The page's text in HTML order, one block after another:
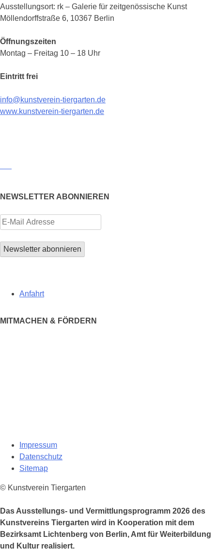
Ausstellungsort: rk – Galerie für zeitgenössische Kunst
Möllendorffstraße 6, 10367 Berlin
Öffnungszeiten
Montag – Freitag 10 – 18 Uhr
Eintritt frei
info@kunstverein-tiergarten.de
www.kunstverein-tiergarten.de
NEWSLETTER ABONNIEREN
Anfahrt
MITMACHEN & FÖRDERN
Impressum
Datenschutz
Sitemap
© Kunstverein Tiergarten
Das Ausstellungs- und Vermittlungsprogramm 2026 des
Kunstvereins Tiergarten wird in Kooperation mit dem
Bezirksamt Lichtenberg von Berlin, Amt für Weiterbildung
und Kultur realisiert.